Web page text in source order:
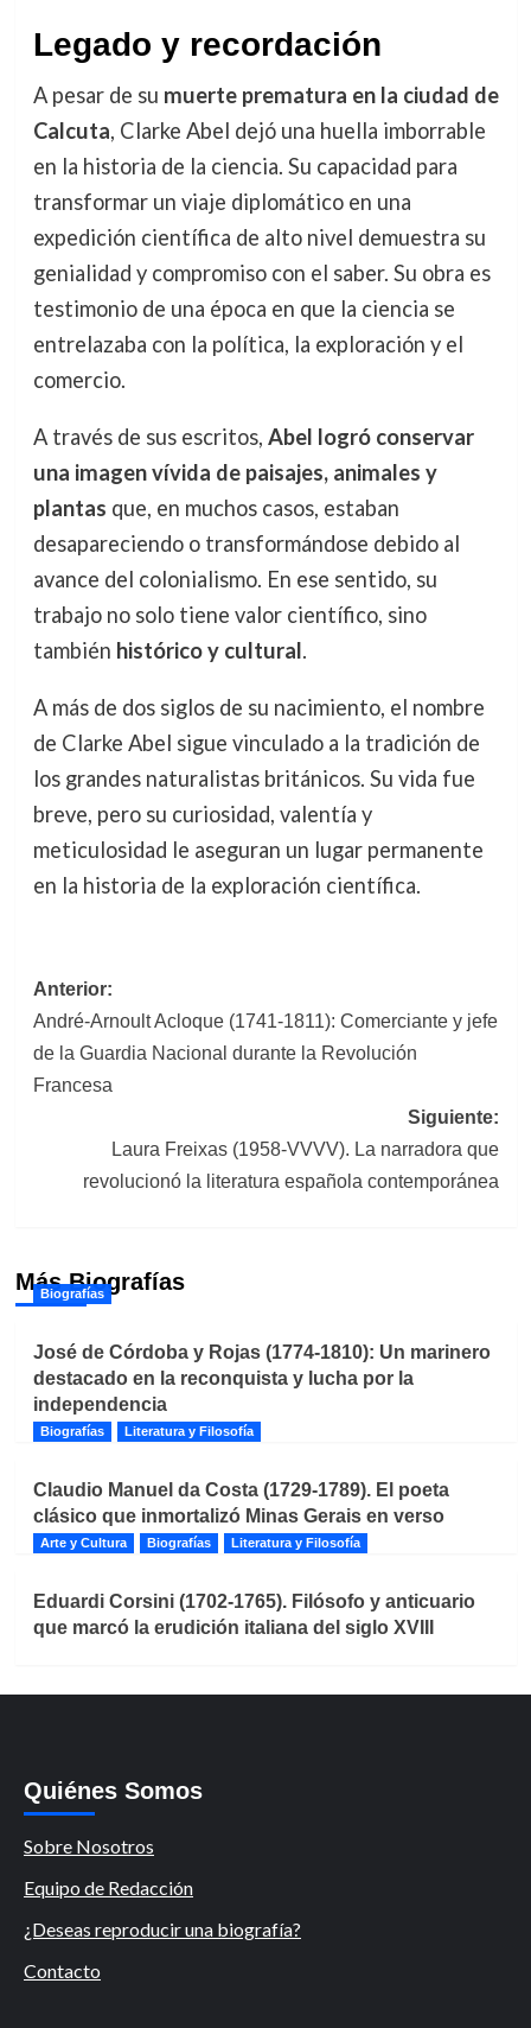
Legado y recordación
A pesar de su muerte prematura en la ciudad de
Calcuta, Clarke Abel dejó una huella imborrable
en la historia de la ciencia. Su capacidad para
transformar un viaje diplomático en una
expedición científica de alto nivel demuestra su
genialidad y compromiso con el saber. Su obra es
testimonio de una época en que la ciencia se
entrelazaba con la política, la exploración y el
comercio.
A través de sus escritos, Abel logró conservar
una imagen vívida de paisajes, animales y
plantas que, en muchos casos, estaban
desapareciendo o transformándose debido al
avance del colonialismo. En ese sentido, su
trabajo no solo tiene valor científico, sino
también histórico y cultural.
A más de dos siglos de su nacimiento, el nombre
de Clarke Abel sigue vinculado a la tradición de
los grandes naturalistas británicos. Su vida fue
breve, pero su curiosidad, valentía y
meticulosidad le aseguran un lugar permanente
en la historia de la exploración científica.
Navegación
de
entradas
Anterior:
André-Arnoult Acloque (1741-1811): Comerciante y jefe
de la Guardia Nacional durante la Revolución
Francesa
Siguiente:
Laura Freixas (1958-VVVV). La narradora que
revolucionó la literatura española contemporánea
Más Biografías
Biografías
José de Córdoba y Rojas (1774-1810): Un marinero
destacado en la reconquista y lucha por la
independencia
Biografías Literatura y Filosofía
Claudio Manuel da Costa (1729-1789). El poeta
clásico que inmortalizó Minas Gerais en verso
Arte y Cultura Biografías Literatura y Filosofía
Eduardi Corsini (1702-1765). Filósofo y anticuario
que marcó la erudición italiana del siglo XVIII
Quiénes Somos
Sobre Nosotros
Equipo de Redacción
¿Deseas reproducir una biografía?
Contacto